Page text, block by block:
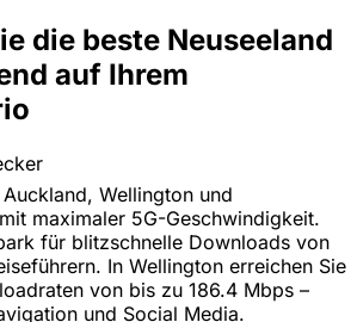
die beste Neuseeland
auf Ihrem
Wellington und
maximaler 5G-Geschwindigkeit.
für blitzschnelle Downloads von
In Wellington erreichen Sie
von bis zu 186.4 Mbps –
und Social Media.